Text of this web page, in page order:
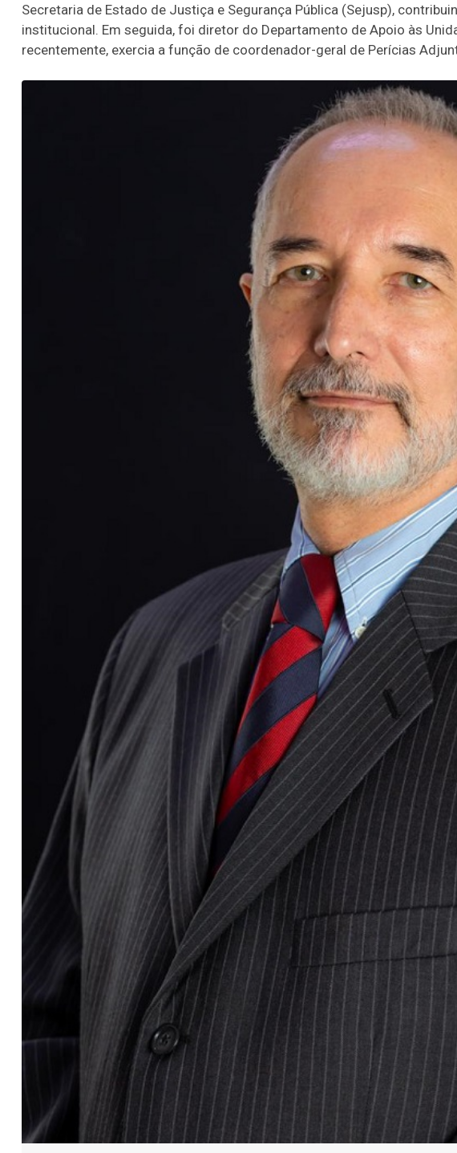
Secretaria de Estado de Justiça e Segurança Pública (Sejusp),
institucional. Em seguida, foi diretor do Departamento de Apoio às
recentemente, exercia a função de coordenador-geral de Perícias